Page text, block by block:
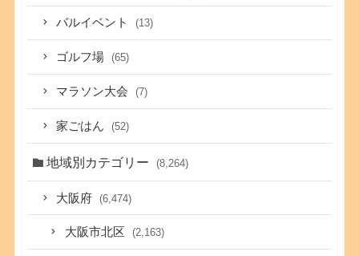
バルイベント (13)
ゴルフ場 (65)
マラソン大会 (7)
家ごはん (52)
地域別カテゴリー (8,264)
大阪府 (6,474)
大阪市北区 (2,163)